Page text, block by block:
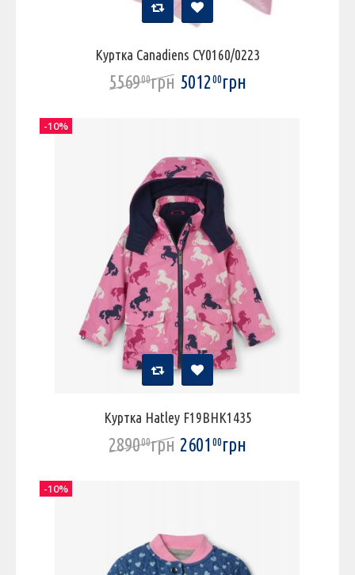
Куртка Canadiens CY0160/0223
556900грн 501200грн
Куртка Hatley F19BHK1435
289000грн 260100грн
-10%
-10%